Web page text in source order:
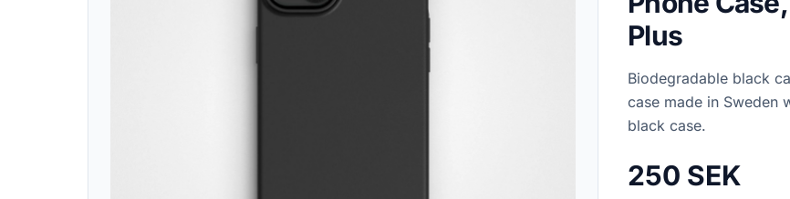
Plus
Biodegradable black
case made in Sweden
black case.
250 SEK